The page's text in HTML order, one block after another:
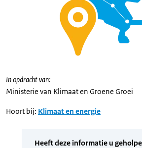
In opdracht van:
Ministerie van Klimaat en Groene Groei
Hoort bij: Klimaat en energie